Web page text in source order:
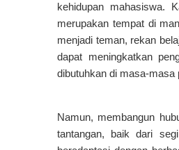
kehidupan mahasiswa.
merupakan tempat di
menjadi teman, rekan
dapat meningkatkan
dibutuhkan di masa-masa
Namun, membangun
tantangan, baik dari